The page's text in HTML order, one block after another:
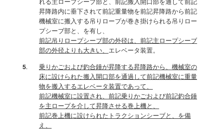
れる主ロープシーブ部と、前記搬入開口部を通して前記
昇降路内に垂下されて前記重量物を前記昇降路から前記
機械室に搬入する吊りロープが巻き掛けられる吊りロー
プシーブ部と、を有し、
前記吊りロープシーブ部の外径は、前記主ロープシーブ
部の外径よりも大きい、 エレベータ装置。
乗りかごおよび釣合錘が昇降する昇降路から、機械室の
床に設けられた搬入開口部を通過して前記機械室に重量
物を搬入するエレベータ装置であって、
前記機械室に設置され、前記乗りかごおよび前記釣合錘
を主ロープを介して昇降させる巻上機と、
前記巻上機に設けられたトラクションシーブと、を備
え、